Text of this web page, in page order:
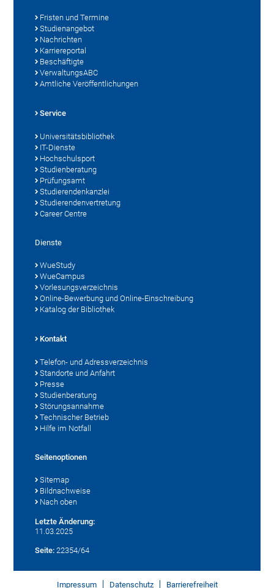
Fristen und Termine
Studienangebot
Nachrichten
Karriereportal
Beschäftigte
VerwaltungsABC
Amtliche Veröffentlichungen
Service
Universitätsbibliothek
IT-Dienste
Hochschulsport
Studienberatung
Prüfungsamt
Studierendenkanzlei
Studierendenvertretung
Career Centre
Dienste
WueStudy
WueCampus
Vorlesungsverzeichnis
Online-Bewerbung und Online-Einschreibung
Katalog der Bibliothek
Kontakt
Telefon- und Adressverzeichnis
Standorte und Anfahrt
Presse
Studienberatung
Störungsannahme
Technischer Betrieb
Hilfe im Notfall
Seitenoptionen
Sitemap
Bildnachweise
Nach oben
Letzte Änderung:
11.03.2025
Seite: 22354/64
Impressum Datenschutz Barrierefreiheit